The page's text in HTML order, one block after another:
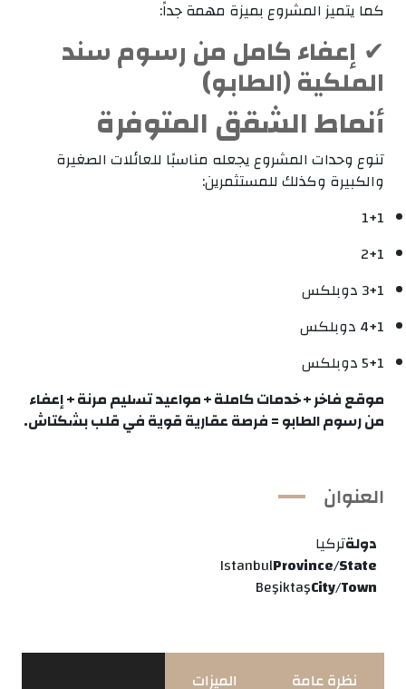
كما يتميز المشروع بميزة مهمة جداً:
✔ إعفاء كامل من رسوم سند
الملكية (الطابو)
أنماط الشقق المتوفرة
تنوع وحدات المشروع يجعله مناسبًا للعائلات الصغيرة
والكبيرة وكذلك للمستثمرين:
1+1
2+1
3+1 دوبلكس
4+1 دوبلكس
5+1 دوبلكس
موقع فاخر + خدمات كاملة + مواعيد تسليم مرنة + إعفاء
من رسوم الطابو = فرصة عقارية قوية في قلب بشكتاش.
العنوان
دولةتركيا
Province/State
Istanbul
City/Town
Beşiktaş
نظرة عامة الميزات